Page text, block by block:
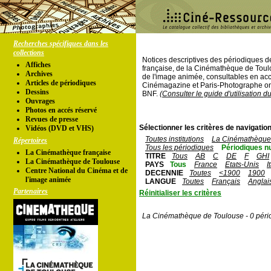
Recherches spécifiques dans les
collections
Affiches
Archives
Articles de périodiques
Dessins
Ouvrages
Photos en accés réservé
Revues de presse
Vidéos (DVD et VHS)
Répertoires
La Cinémathèque française
La Cinémathèque de Toulouse
Centre National du Cinéma et de
l'image animée
Partenaires
Notices descriptives des périodiques
française, de la Cinémathèque de
de l'image animée, consultables en
Cinémagazine et Paris-Photographe
BNF. (Consulter le guide d'utilisation
Sélectionner les critères de
Toutes institutions
La
Tous les périodiques
Périodiques
TITRE
Tous AB C DE F
GHI
PAYS
Tous France Etats-Unis
DECENNIE
Toutes <1900
1900
LANGUE
Toutes Français
Réinitialiser les critères
La Cinémathèque de Toulouse - 0